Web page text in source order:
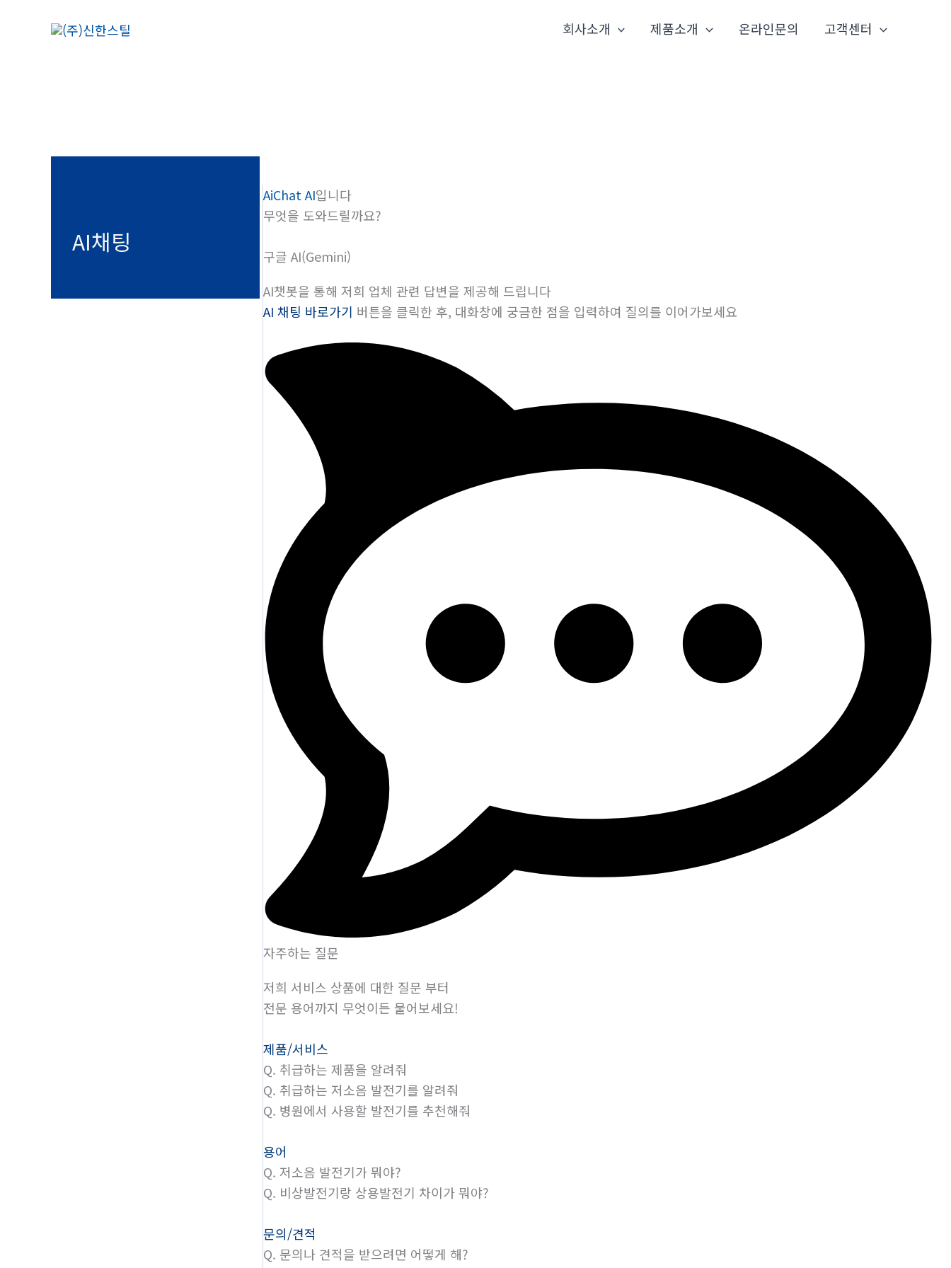
회사소개 제품소개 온라인문의 고객센터
AI채팅
AiChat AI입니다
무엇을 도와드릴까요?
구글 AI(Gemini)
AI챗봇을 통해 저희 업체 관련 답변을 제공해 드립니다
AI 채팅 바로가기 버튼을 클릭한 후, 대화창에 궁금한 점을 입력하여 질의를 이어가보세요
자주하는 질문
저희 서비스 상품에 대한 질문 부터
전문 용어까지 무엇이든 물어보세요!
제품/서비스
Q. 취급하는 제품을 알려줘
Q. 취급하는 저소음 발전기를 알려줘
Q. 병원에서 사용할 발전기를 추천해줘
용어
Q. 저소음 발전기가 뭐야?
Q. 비상발전기랑 상용발전기 차이가 뭐야?
문의/견적
Q. 문의나 견적을 받으려면 어떻게 해?